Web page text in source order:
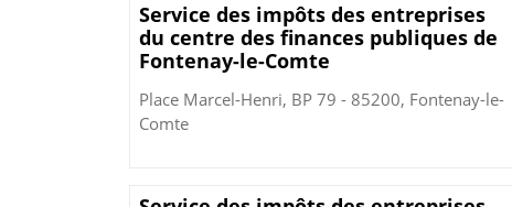
Service des impôts des entreprises
du centre des finances publiques de
Fontenay-le-Comte
Place Marcel-Henri, BP 79 - 85200, Fontenay-le-
Comte